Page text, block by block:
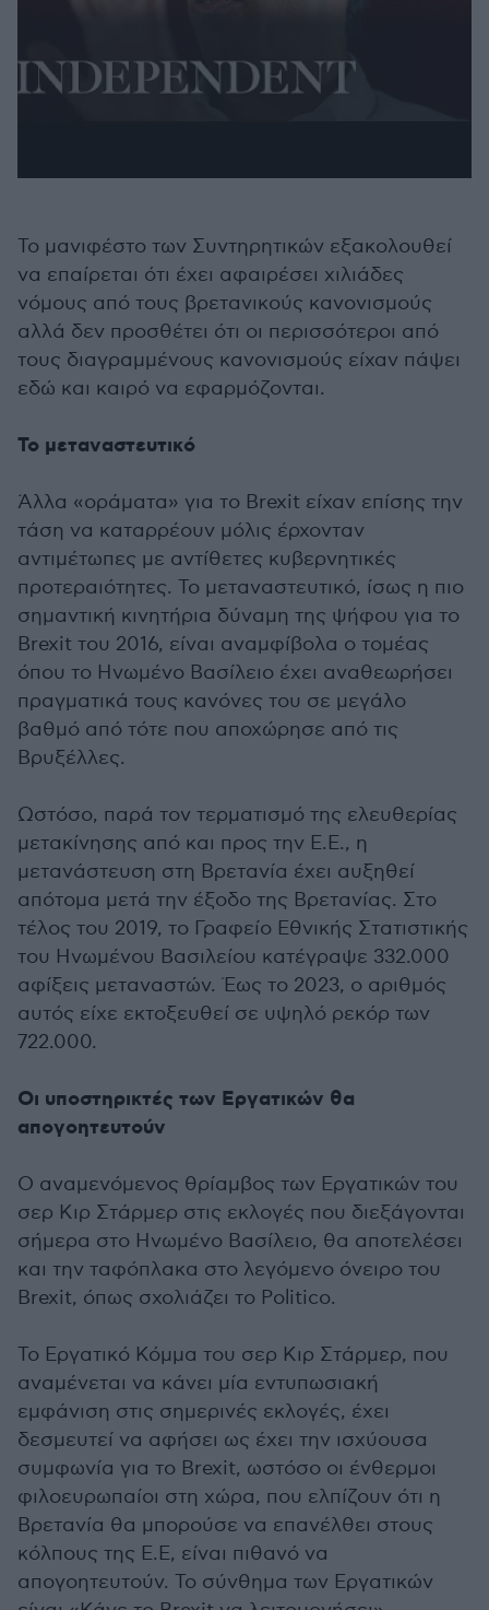
Το μανιφέστο των Συντηρητικών εξακολουθεί
να επαίρεται ότι έχει αφαιρέσει χιλιάδες
νόμους από τους βρετανικούς κανονισμούς
αλλά δεν προσθέτει ότι οι περισσότεροι από
τους διαγραμμένους κανονισμούς είχαν πάψει
εδώ και καιρό να εφαρμόζονται.
Το μεταναστευτικό
Άλλα «οράματα» για το Brexit είχαν επίσης την
τάση να καταρρέουν μόλις έρχονταν
αντιμέτωπες με αντίθετες κυβερνητικές
προτεραιότητες. Το μεταναστευτικό, ίσως η πιο
σημαντική κινητήρια δύναμη της ψήφου για το
Brexit του 2016, είναι αναμφίβολα ο τομέας
όπου το Ηνωμένο Βασίλειο έχει αναθεωρήσει
πραγματικά τους κανόνες του σε μεγάλο
βαθμό από τότε που αποχώρησε από τις
Βρυξέλλες.
Ωστόσο, παρά τον τερματισμό της ελευθερίας
μετακίνησης από και προς την Ε.Ε., η
μετανάστευση στη Βρετανία έχει αυξηθεί
απότομα μετά την έξοδο της Βρετανίας. Στο
τέλος του 2019, το Γραφείο Εθνικής Στατιστικής
του Ηνωμένου Βασιλείου κατέγραψε 332.000
αφίξεις μεταναστών. Έως το 2023, ο αριθμός
αυτός είχε εκτοξευθεί σε υψηλό ρεκόρ των
722.000.
Οι υποστηρικτές των Εργατικών θα
απογοητευτούν
O αναμενόμενος θρίαμβος των Εργατικών του
σερ Κιρ Στάρμερ στις εκλογές που διεξάγονται
σήμερα στο Ηνωμένο Βασίλειο, θα αποτελέσει
και την ταφόπλακα στο λεγόμενο όνειρο του
Brexit, όπως σχολιάζει το Politico.
Το Εργατικό Κόμμα του σερ Κιρ Στάρμερ, που
αναμένεται να κάνει μία εντυπωσιακή
εμφάνιση στις σημερινές εκλογές, έχει
δεσμευτεί να αφήσει ως έχει την ισχύουσα
συμφωνία για το Brexit, ωστόσο οι ένθερμοι
φιλοευρωπαίοι στη χώρα, που ελπίζουν ότι η
Βρετανία θα μπορούσε να επανέλθει στους
κόλπους της Ε.Ε, είναι πιθανό να
απογοητευτούν. Το σύνθημα των Εργατικών